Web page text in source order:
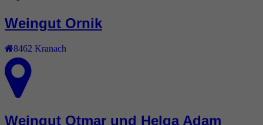
Weingut Ornik
8462 Kranach
Weingut Otmar und Helga Adam